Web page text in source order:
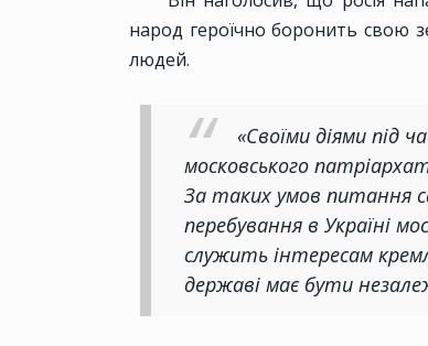
народ героїчно боронить свою
людей.
«Своїми діями під
московського
За таких умов питання
перебування в Україні
служить інтересам
державі має бути